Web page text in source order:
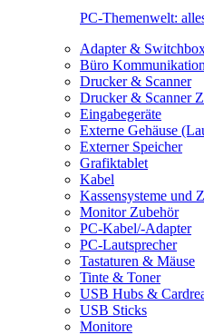
PC-Themenwelt:
Adapter &
Büro Kommunikation
Drucker & Scanner
Drucker & Scanner
Eingabegeräte
Externe Gehäuse
Externer Speicher
Grafiktablet
Kabel
Kassensysteme und
Monitor Zubehör
PC-Kabel/-Adapter
PC-Lautsprecher
Tastaturen & Mäuse
Tinte & Toner
USB Hubs &
USB Sticks
Monitore